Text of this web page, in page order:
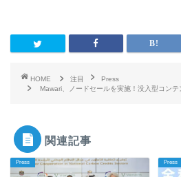
HOME 注目
Press
Mawari、ノードセールを実施！没入型コン
関連記事
Press Press